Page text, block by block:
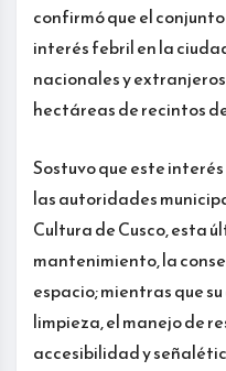
confirmó que el
interés febril en la
nacionales y
hectáreas de recintos
Sostuvo que este
las autoridades
Cultura de Cusco, esta
mantenimiento, la
espacio; mientras que
limpieza, el manejo de
accesibilidad y